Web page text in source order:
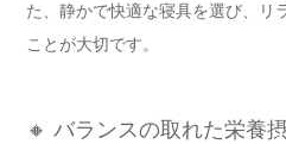
た、静かで快適な寝具を選び、リ
ことが大切です。
🔸 バランスの取れた栄養